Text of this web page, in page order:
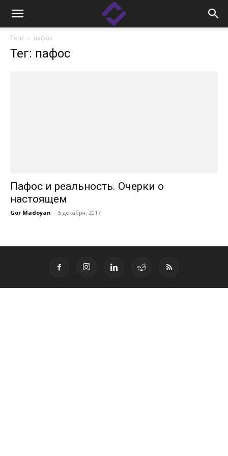
Теги пафос
Тег: пафос
Пафос и реальность. Очерки о
настоящем
Gor Madoyan - 5 декабря, 2017